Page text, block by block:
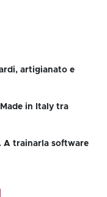
artigianato e
in Italy tra
A trainarla software